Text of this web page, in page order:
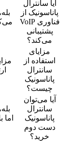
آیا سانترال
پاناسونیک از
فناوری VoIP
پشتیبانی
می‌کند؟
مزایای
استفاده از
سانترال
پاناسونیک
چیست؟
آیا می‌توان
سانترال
پاناسونیک
دست دوم
خرید؟